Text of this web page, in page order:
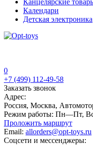
Канцелярские
Календари
Детская электроника
0
+7 (499) 112-49-58
Заказать звонок
Адрес:
Россия, Москва,
Режим работы: Пн—Пт,
Проложить маршрут
Email: allorders@opt-toys.ru
Соцсети и мессенджеры: